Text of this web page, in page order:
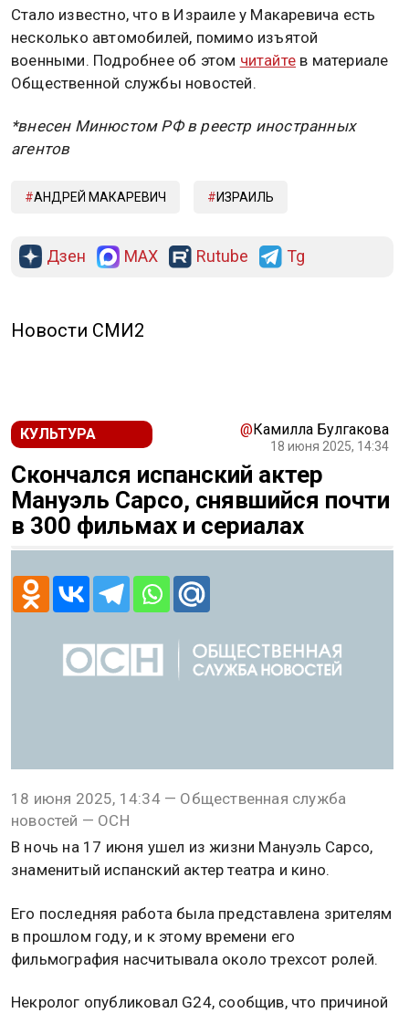
Стало известно, что в Израиле у Макаревича есть
несколько автомобилей, помимо изъятой
военными. Подробнее об этом читайте в материале
Общественной службы новостей.
*внесен Минюстом РФ в реестр иностранных
агентов
АНДРЕЙ МАКАРЕВИЧ ИЗРАИЛЬ
Дзен MAX Rutube Tg
Новости СМИ2
КУЛЬТУРА @Камилла Булгакова
18 июня 2025, 14:34
Скончался испанский актер
Мануэль Сарсо, снявшийся почти
в 300 фильмах и сериалах
18 июня 2025, 14:34 — Общественная служба
новостей — ОСН
В ночь на 17 июня ушел из жизни Мануэль Сарсо,
знаменитый испанский актер театра и кино.
Его последняя работа была представлена зрителям
в прошлом году, и к этому времени его
фильмография насчитывала около трехсот ролей.
Некролог опубликовал G24, сообщив, что причиной